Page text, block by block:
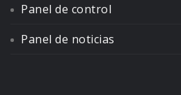
Panel de control
Panel de noticias